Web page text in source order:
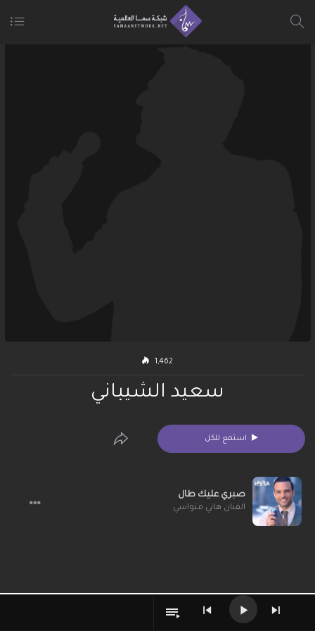
1,462
سعيد الشيباني
استمع للكل
صبري عليك طال
الفنان هاني متواسي